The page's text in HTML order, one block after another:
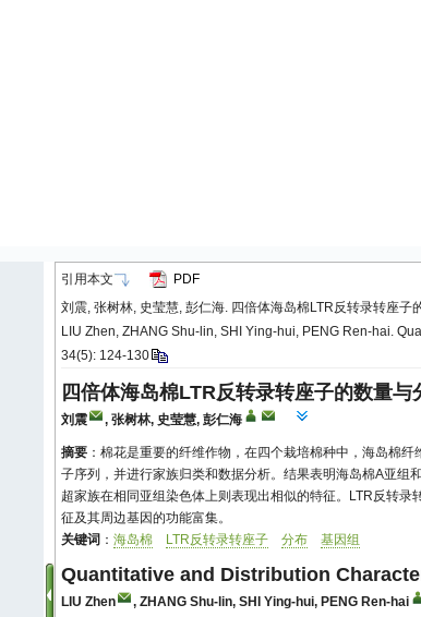
引用本文
PDF
刘震, 张树林, 史莹慧, 彭仁海. 四倍体海岛棉LTR反转录转座
LIU Zhen, ZHANG Shu-lin, SHI Ying-hui, PENG Ren-hai.
34(5): 124-130
四倍体海岛棉LTR反转录转座子的数量与
刘震 , 张树林, 史莹慧, 彭仁海
摘要 ：棉花是重要的纤维作物，在四个栽培棉种中，海岛棉
子序列，并进行家族归类和数据分析。结果表明海岛棉A亚
超家族在相同亚组染色体上则表现出相似的特征。LTR反转
征及其周边基因的功能富集。
关键词 ： 海岛棉 LTR反转录转座子 分布 基因组
Quantitative and Distribution
LIU Zhen , ZHANG Shu-lin, SHI Ying-hui, PENG Ren-hai